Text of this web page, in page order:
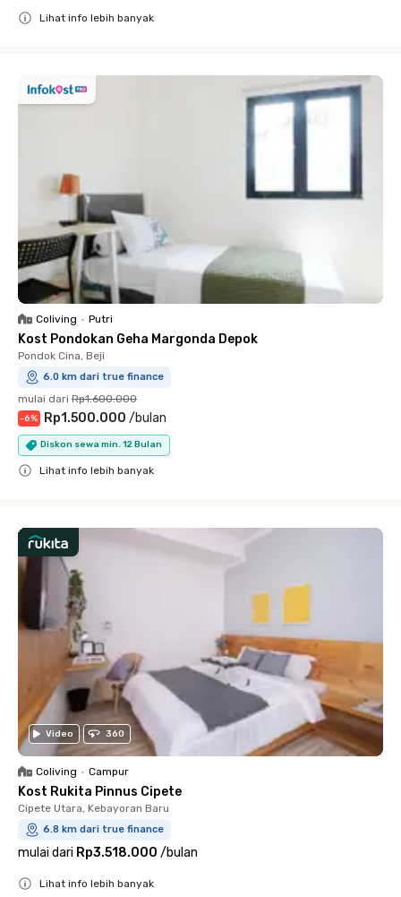
Lihat info lebih banyak
Coliving • Putri
Kost Pondokan Geha Margonda Depok
Pondok Cina, Beji
6.0 km dari true finance
mulai dari Rp1.600.000
-6% Rp1.500.000 /bulan
Diskon sewa min. 12 Bulan
Lihat info lebih banyak
Video 360
Coliving • Campur
Kost Rukita Pinnus Cipete
Cipete Utara, Kebayoran Baru
6.8 km dari true finance
mulai dari Rp3.518.000 /bulan
Lihat info lebih banyak